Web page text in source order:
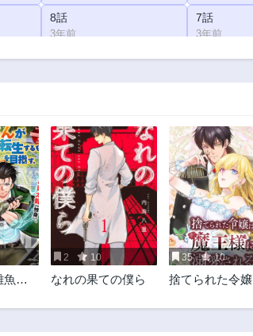
8話
3年前
7話
3年前
3話
魚キ
を目
2 10
なれの果ての僕ら
35 10
捨てられた令
る